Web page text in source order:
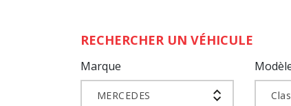
RECHERCHER UN VÉHICULE
Marque
MERCEDES